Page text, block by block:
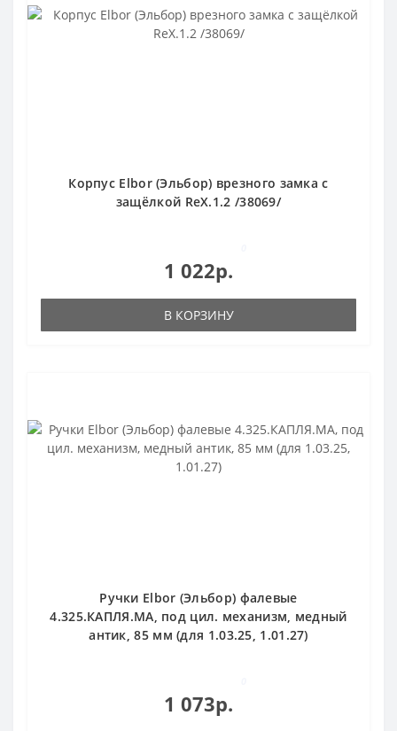
Корпус Elbor (Эльбор) врезного замка с
защёлкой RеХ.1.2 /38069/
1 022р.
В КОРЗИНУ
Ручки Elbor (Эльбор) фалевые
4.325.КАПЛЯ.МА, под цил. механизм, медный
антик, 85 мм (для 1.03.25, 1.01.27)
1 073р.